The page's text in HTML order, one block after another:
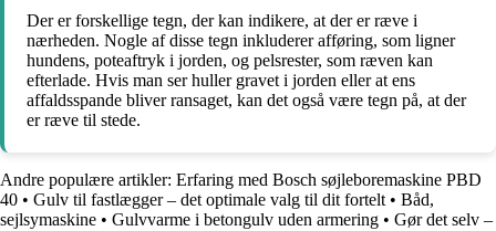
Der er forskellige tegn, der kan indikere, at der er ræve i
nærheden. Nogle af disse tegn inkluderer afføring, som ligner
hundens, poteaftryk i jorden, og pelsrester, som ræven kan
efterlade. Hvis man ser huller gravet i jorden eller at ens
affaldsspande bliver ransaget, kan det også være tegn på, at der
er ræve til stede.
Andre populære artikler: Erfaring med Bosch søjleboremaskine PBD
40 • Gulv til fastlægger – det optimale valg til dit fortelt • Båd,
sejlsymaskine • Gulvvarme i betongulv uden armering • Gør det selv –